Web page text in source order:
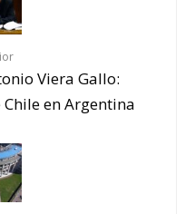
Viera Gallo:
en Argentina